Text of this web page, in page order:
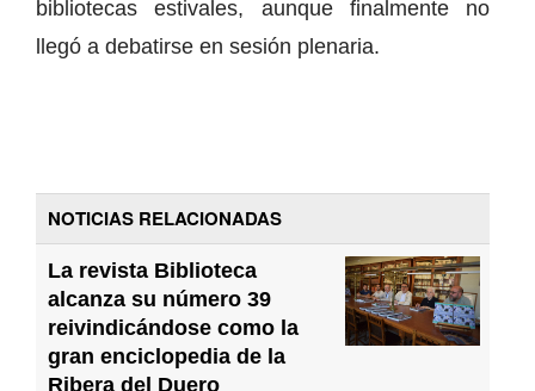
bibliotecas estivales, aunque finalmente no
llegó a debatirse en sesión plenaria.
NOTICIAS RELACIONADAS
La revista Biblioteca
alcanza su número 39
reivindicándose como la
gran enciclopedia de la
Ribera del Duero